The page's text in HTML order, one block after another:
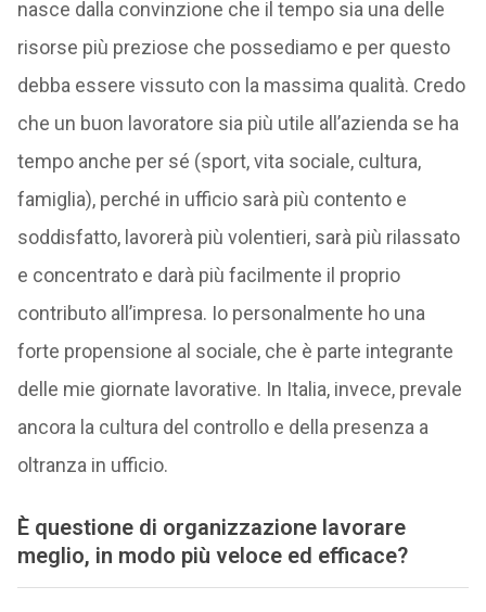
nasce dalla convinzione che il tempo sia una delle
risorse più preziose che possediamo e per questo
debba essere vissuto con la massima qualità. Credo
che un buon lavoratore sia più utile all’azienda se ha
tempo anche per sé (sport, vita sociale, cultura,
famiglia), perché in ufficio sarà più contento e
soddisfatto, lavorerà più volentieri, sarà più rilassato
e concentrato e darà più facilmente il proprio
contributo all’impresa. Io personalmente ho una
forte propensione al sociale, che è parte integrante
delle mie giornate lavorative. In Italia, invece, prevale
ancora la cultura del controllo e della presenza a
oltranza in ufficio.
È questione di organizzazione lavorare
meglio, in modo più veloce ed efficace?